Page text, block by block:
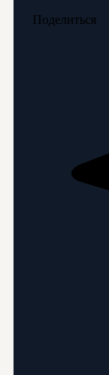
Поделиться